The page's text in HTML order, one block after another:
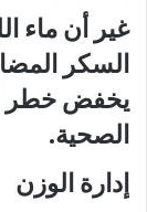
غير أن ماء
السكر
يخفض خطر
الصحية.
إدارة الوزن